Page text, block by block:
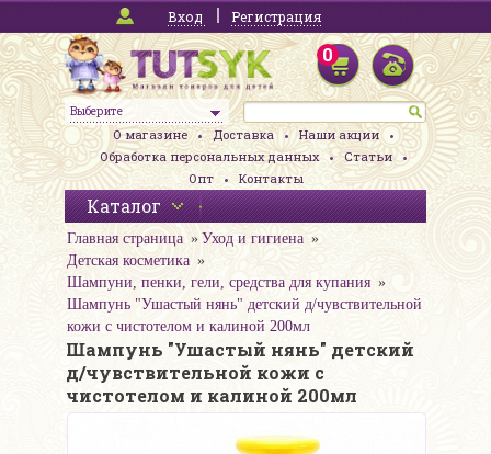
Вход Регистрация
Выберите
0
О магазине Доставка
Наши акции
Обработка персональных данных
Статьи
Опт
Контакты
Каталог
Главная страница
Уход и гигиена
Детская косметика
Шампуни, пенки, гели, средства для купания
Шампунь "Ушастый нянь" детский д/чувствительной
кожи с чистотелом и калиной 200мл
Шампунь "Ушастый нянь" детский
д/чувствительной кожи с
чистотелом и калиной 200мл